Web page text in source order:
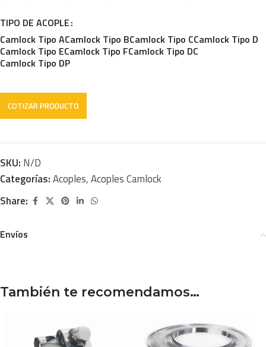
TIPO DE ACOPLE
Camlock Tipo ACamlock Tipo BCamlock Tipo CCamlock Tipo D
Camlock Tipo ECamlock Tipo FCamlock Tipo DC
Camlock Tipo DP
SKU: N/D
Categorías:Acoples,Acoples Camlock
Share:
Envíos
También te recomendamos…